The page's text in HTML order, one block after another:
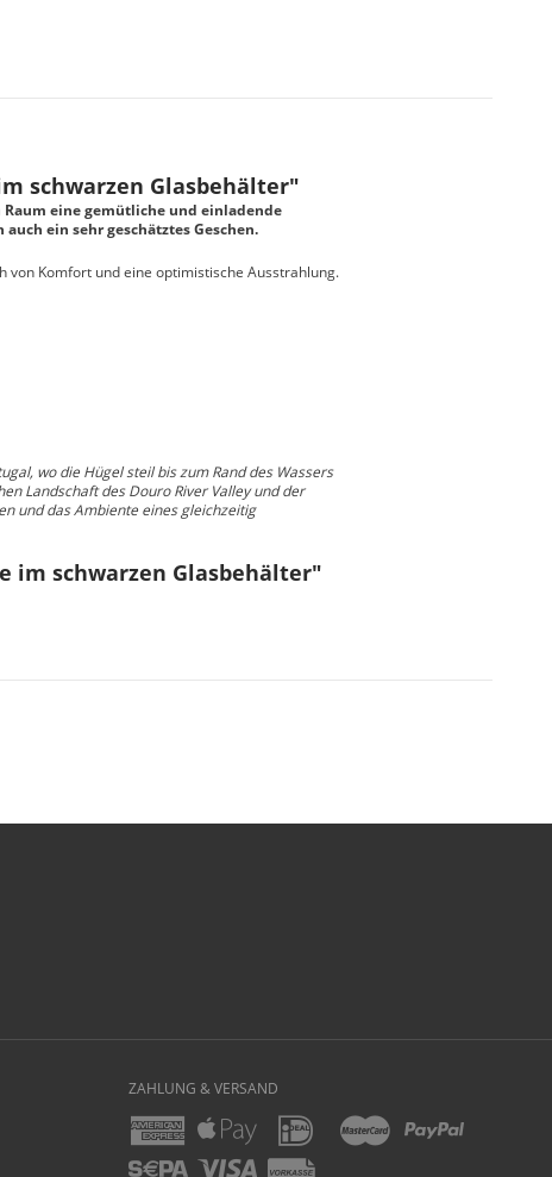
schwarzen Glasbehälter"
Raum eine gemütliche und einladende
ein sehr geschätztes Geschen.
von Komfort und eine optimistische Ausstrahlung.
wo die Hügel steil bis zum Rand des Wassers
Landschaft des Douro River Valley und der
und das Ambiente eines gleichzeitig
im schwarzen Glasbehälter"
ZAHLUNG & VERSAND